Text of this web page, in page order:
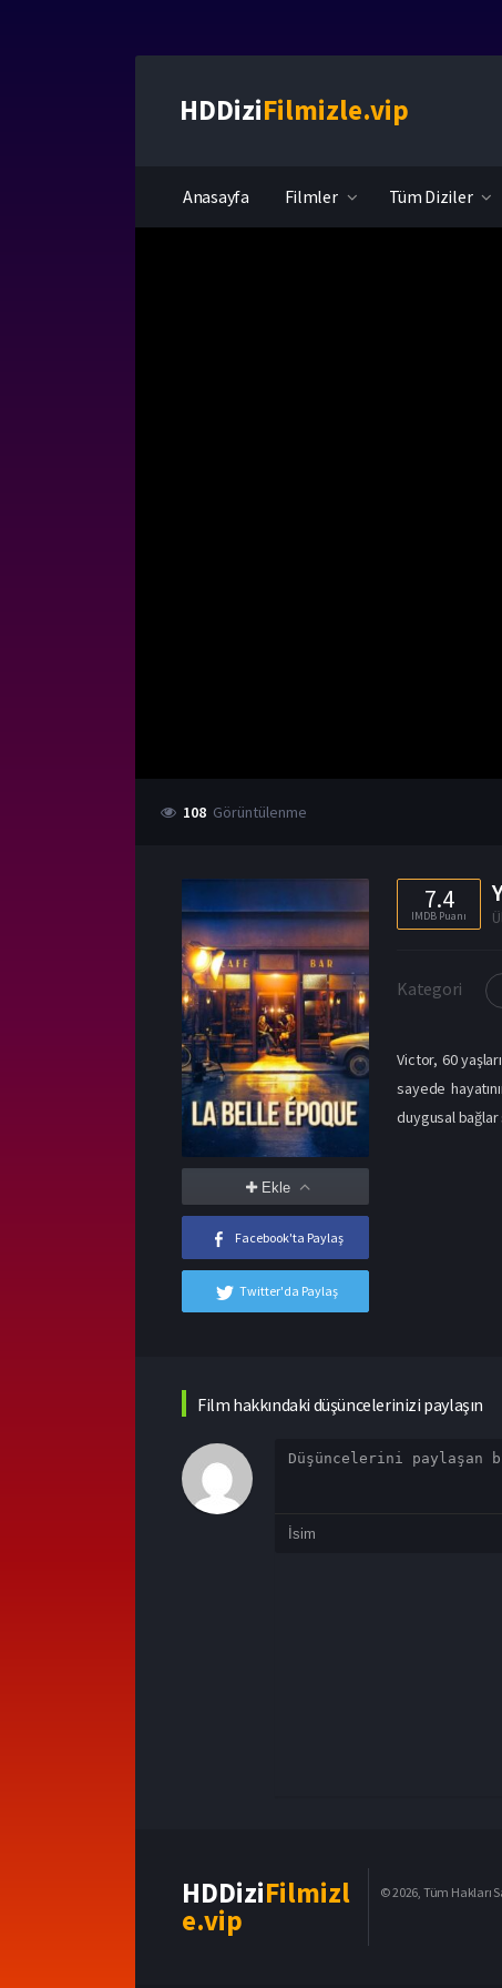
HDDiziFilmizle.vip
Anasayfa Filmler Tüm Diziler
108 Görüntülenme
Ekle
Facebook'ta Paylaş
Twitter'da Paylaş
7.4
IMDB Puanı
Kategori
Victor, 60
sayede
duygusal bağlar
Film hakkındaki düşüncelerinizi paylaşın
HDDiziFilmizl
e.vip
© 2026, Tüm Hakları